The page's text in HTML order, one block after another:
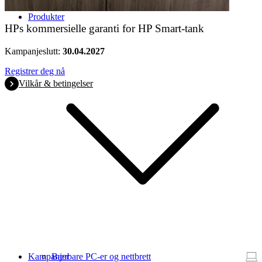
Produkter
Bærbare PC-er og nettbrett
Kampanjer
HPs kommersielle garanti for HP Smart-tank
Kampanjeslutt: 30.04.2027
Registrer deg nå
Vilkår & betingelser